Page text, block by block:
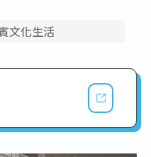
文化生活
手禮帶什麼好？